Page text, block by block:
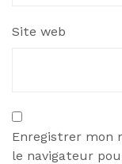
Site web
Enregistrer mon
le navigateur